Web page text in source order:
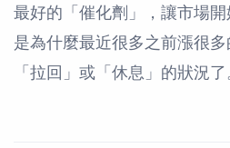
最好的「催化劑」，讓市場
是為什麼最近很多之前漲很
「拉回」或「休息」的狀況了